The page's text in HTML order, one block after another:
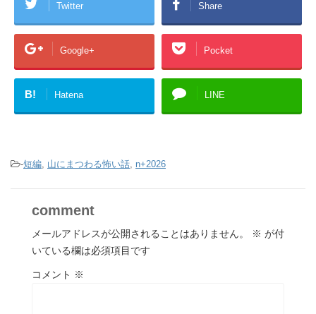
Twitter Share
Google+ Pocket
B! Hatena LINE
-短編 山にまつわる怖い話 n+2026
comment
メールアドレスが公開されることはありません。 ※ が付
いている欄は必須項目です
コメント ※